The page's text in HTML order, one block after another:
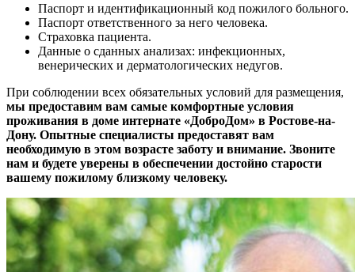
Паспорт и идентификационный код пожилого больного.
Паспорт ответственного за него человека.
Страховка пациента.
Данные о сданных анализах: инфекционных,
венерических и дерматологических недугов.
При соблюдении всех обязательных условий для размещения,
мы предоставим вам самые комфортные условия
проживания в доме интернате «ДоброДом» в Ростове-на-
Дону. Опытные специалисты предоставят вам
необходимую в этом возрасте заботу и внимание. Звоните
нам и будете уверены в обеспечении достойно старости
вашему пожилому близкому человеку.